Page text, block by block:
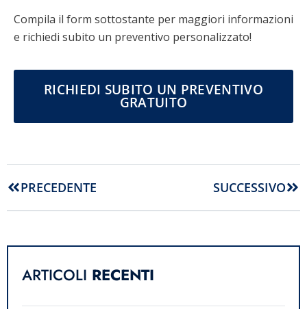
Compila il form sottostante per maggiori informazioni
e richiedi subito un preventivo personalizzato!
RICHIEDI SUBITO UN PREVENTIVO
GRATUITO
PRECEDENTE SUCCESSIVO
ARTICOLI RECENTI